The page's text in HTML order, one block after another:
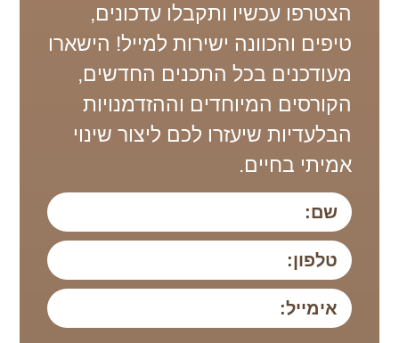
הצטרפו עכשיו ותקבלו עדכונים,
טיפים והכוונה ישירות למייל! הישארו
מעודכנים בכל התכנים החדשים,
הקורסים המיוחדים וההזדמנויות
הבלעדיות שיעזרו לכם ליצור שינוי
אמיתי בחיים.